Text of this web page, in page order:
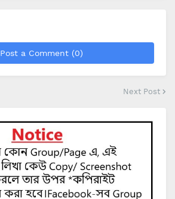
Post a Comment (0)
Next Post